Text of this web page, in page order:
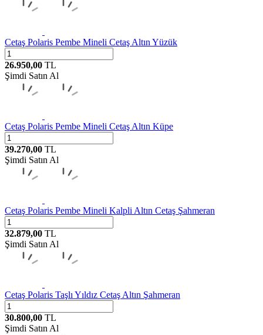
Cetaş Polaris Pembe Mineli Cetaş Altın Yüzük
26.950,00 TL
Şimdi Satın Al
Cetaş Polaris Pembe Mineli Cetaş Altın Küpe
39.270,00 TL
Şimdi Satın Al
Cetaş Polaris Pembe Mineli Kalpli Altın Cetaş Şahmeran
32.879,00 TL
Şimdi Satın Al
Cetaş Polaris Taşlı Yıldız Cetaş Altın Şahmeran
30.800,00 TL
Şimdi Satın Al